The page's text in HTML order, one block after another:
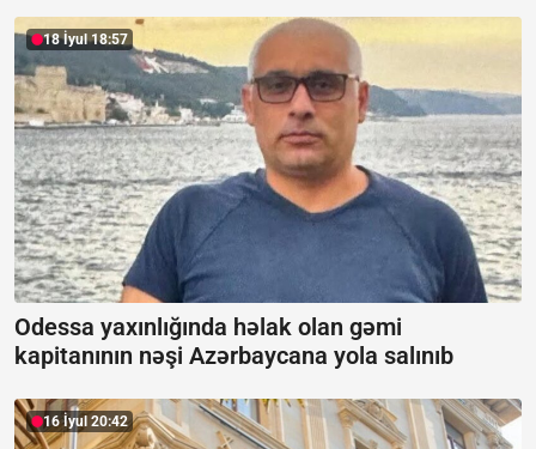
18 İyul 18:57
Odessa yaxınlığında həlak olan gəmi
kapitanının nəşi Azərbaycana yola salınıb
16 İyul 20:42